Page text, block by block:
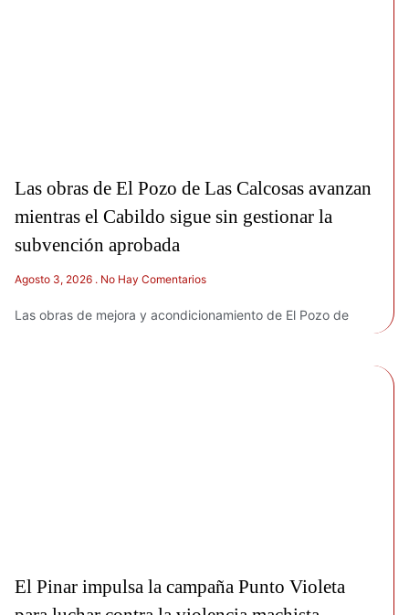
Las obras de El Pozo de Las Calcosas avanzan
mientras el Cabildo sigue sin gestionar la
subvención aprobada
Agosto 3, 2026 No Hay Comentarios
Las obras de mejora y acondicionamiento de El Pozo de
El Pinar impulsa la campaña Punto Violeta